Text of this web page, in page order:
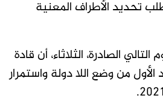
تحديد الأطراف المعنية
الصادرة، الثلاثاء، أن قادة
من وضع اللا دولة واستمرار